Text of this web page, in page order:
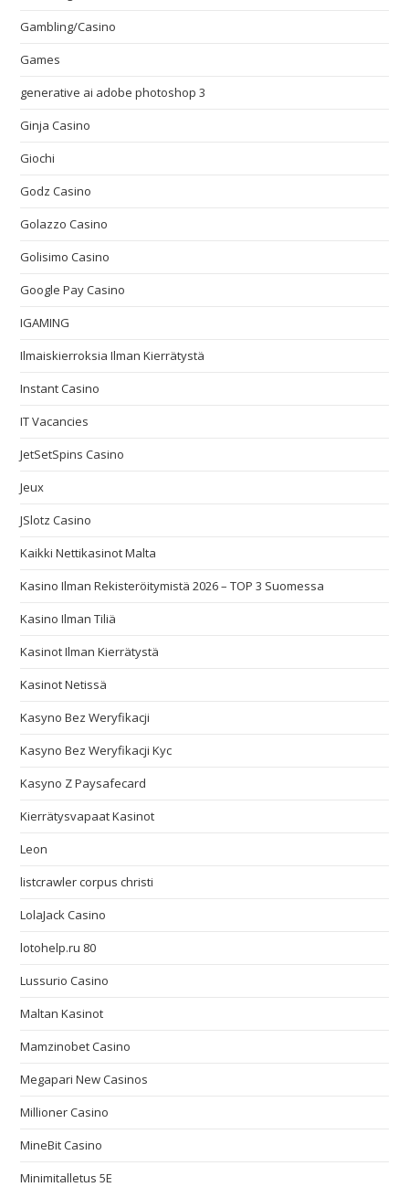
Gambling/Casino
Games
generative ai adobe photoshop 3
Ginja Casino
Giochi
Godz Casino
Golazzo Casino
Golisimo Casino
Google Pay Casino
IGAMING
Ilmaiskierroksia Ilman Kierrätystä
Instant Casino
IT Vacancies
JetSetSpins Casino
Jeux
JSlotz Casino
Kaikki Nettikasinot Malta
Kasino Ilman Rekisteröitymistä 2026 – TOP 3 Suomessa
Kasino Ilman Tiliä
Kasinot Ilman Kierrätystä
Kasinot Netissä
Kasyno Bez Weryfikacji
Kasyno Bez Weryfikacji Kyc
Kasyno Z Paysafecard
Kierrätysvapaat Kasinot
Leon
listcrawler corpus christi
LolaJack Casino
lotohelp.ru 80
Lussurio Casino
Maltan Kasinot
Mamzinobet Casino
Megapari New Casinos
Millioner Casino
MineBit Casino
Minimitalletus 5E